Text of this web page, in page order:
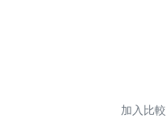
加入比較